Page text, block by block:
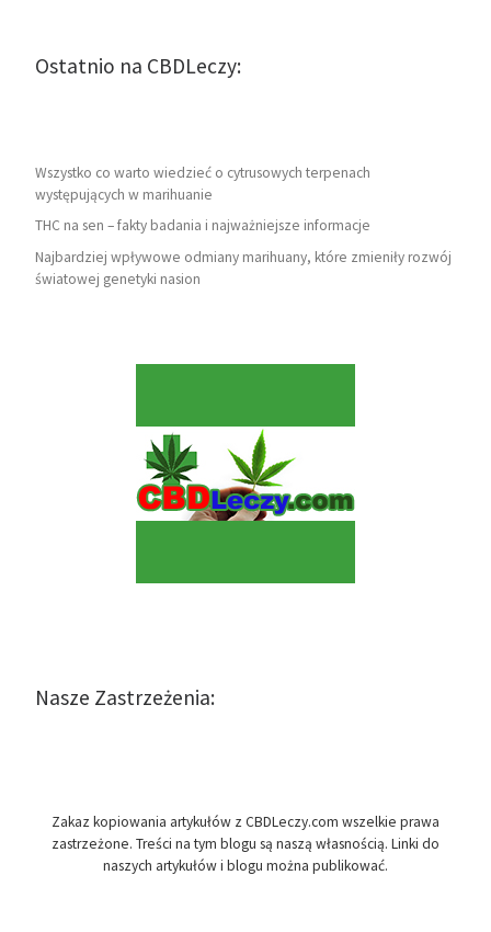
Ostatnio na CBDLeczy:
Wszystko co warto wiedzieć o cytrusowych terpenach
występujących w marihuanie
THC na sen – fakty badania i najważniejsze informacje
Najbardziej wpływowe odmiany marihuany, które zmieniły rozwój
światowej genetyki nasion
Nasze Zastrzeżenia:
Zakaz kopiowania artykułów z CBDLeczy.com wszelkie prawa
zastrzeżone. Treści na tym blogu są naszą własnością. Linki do
naszych artykułów i blogu można publikować.